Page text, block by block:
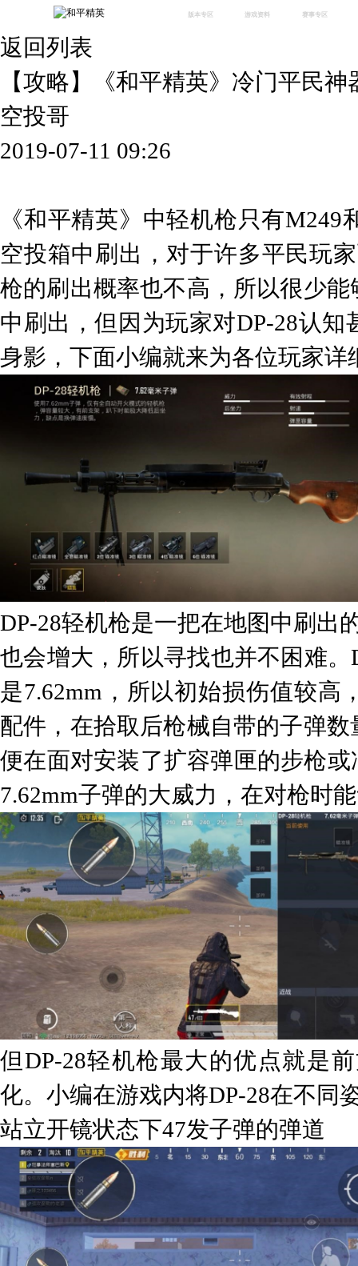
版本专区 游戏资料 赛事专区
体验服 视频中心 授权赛 腾
返回列表
【攻略】《和平精英》冷门平民
空投哥
2019-07-11 09:26
《和平精英》中轻机枪只有
空投箱中刷出，对于许多平民玩
枪的刷出概率也不高，所以很少
中刷出，但因为玩家对DP-28认
身影，下面小编就来为各位玩家详
DP-28轻机枪是一把在地图中刷出
也会增大，所以寻找也并不困难
是7.62mm，所以初始损伤值较
配件，在拾取后枪械自带的子弹
便在面对安装了扩容弹匣的步枪
7.62mm子弹的大威力，在对枪时
但DP-28轻机枪最大的优点就是
化。小编在游戏内将DP-28在不同
站立开镜状态下47发子弹的弹道